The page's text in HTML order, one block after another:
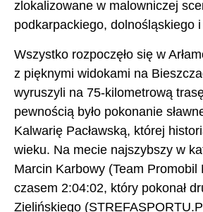
zlokalizowane w malowniczej
podkarpackiego, dolnośląskiego
Wszystko rozpoczęło się w
z pięknymi widokami na
wyruszyli na 75-kilometrową
pewnością było pokonanie
Kalwarię Pacławską, której
wieku. Na mecie najszybszy w
Marcin Karbowy (Team Promobil
czasem 2:04:02, który pokonał
Zielińskiego